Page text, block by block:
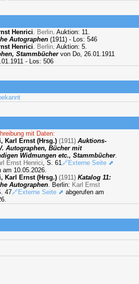
Henrici Berlin . Auktion: 11.
Autographen (1911) - Los: 546
Henrici Berlin . Auktion: 5.
Stammbüchervon Do, 26.01.1911
- Los: 506
mit Daten:
Karl Ernst (Hrsg.) (1911) Auktions-
Autographen, Bücher mit
Widmungen etc., Stammbücher.
Ernst Henrici , S. 61 🔗Externe Seite ⬈
am 10.05.2026.
Karl Ernst (Hrsg.) (1911) Katalog 11:
Autographen . Berlin: Karl Ernst
47🔗Externe Seite ⬈ abgerufen am